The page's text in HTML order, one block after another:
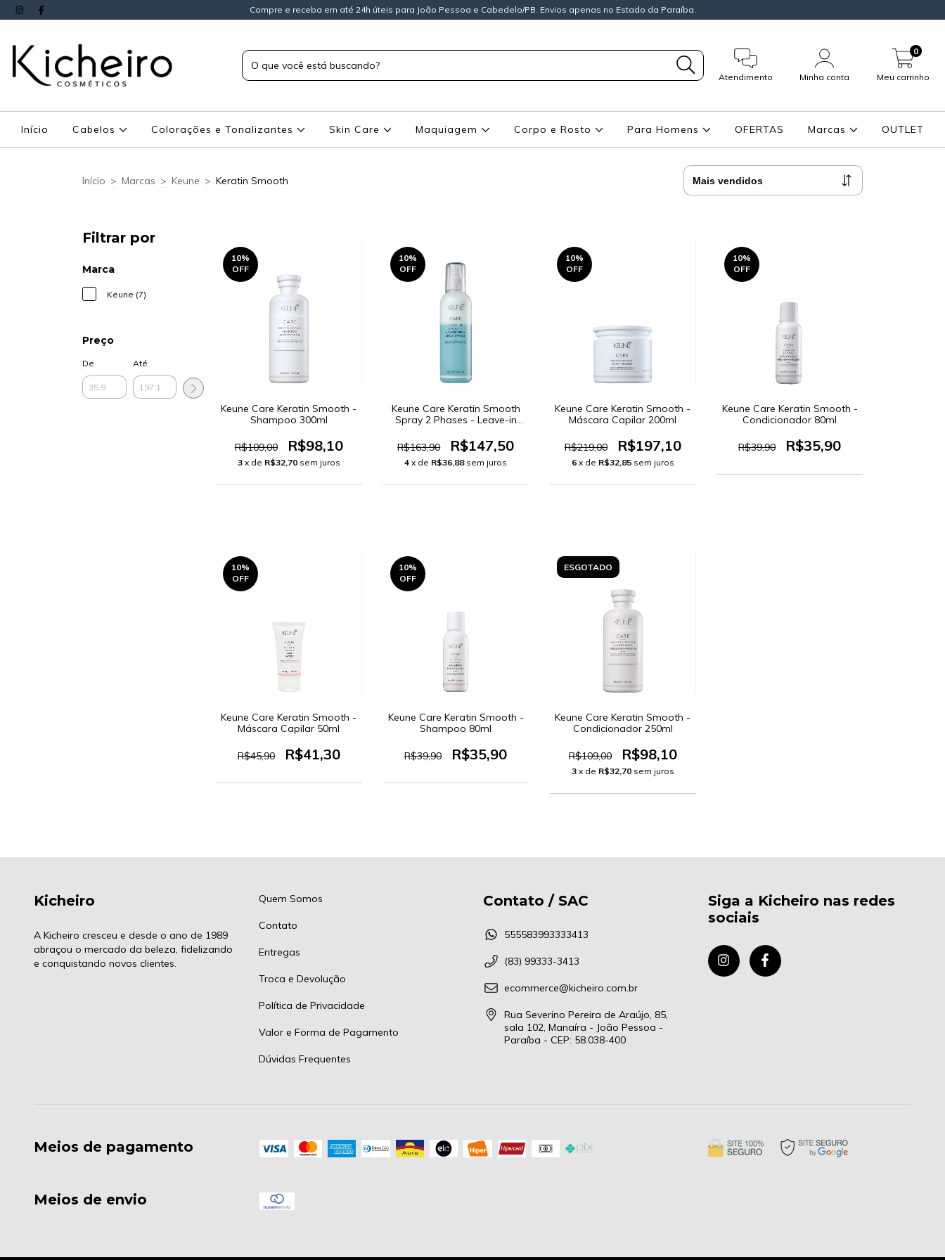
Compre e receba em até 24h úteis para João Pessoa e Cabedelo/PB. Envios apenas no Estado da Paraíba.
Atendimento Minha conta Meu carrinho
0
Início Cabelos Colorações e Tonalizantes Skin Care Maquiagem Corpo e Rosto Para Homens OFERTAS Marcas OUTLET
Início > Marcas > Keune > Keratin Smooth
Filtrar por
Marca
Keune (7)
Preço
De Até
10%
OFF
Keune Care Keratin Smooth -
Shampoo 300ml
R$109,00 R$98,10
3 x de R$32,70 sem juros
10%
OFF
Keune Care Keratin Smooth
Spray 2 Phases - Leave-in
R$163,90
R$147,50
4 x de R$36,88 sem juros
10%
OFF
Keune Care Keratin Smooth -
Máscara Capilar 200ml
R$219,00 R$197,10
6 x de R$32,85 sem juros
10%
OFF
Keune Care Keratin Smooth -
Condicionador 80ml
R$39,90 R$35,90
10%
OFF
Keune Care Keratin Smooth -
Máscara Capilar 50ml
R$45,90 R$41,30
10%
OFF
Keune Care Keratin Smooth -
Shampoo 80ml
R$39,90 R$35,90
ESGOTADO
Keune Care Keratin Smooth -
Condicionador 250ml
R$109,00 R$98,10
3 x de R$32,70 sem juros
Kicheiro
A Kicheiro cresceu e desde o ano de 1989
abraçou o mercado da beleza, fidelizando
e conquistando novos clientes.
Quem Somos
Contato
Entregas
Troca e Devolução
Política de Privacidade
Valor e Forma de Pagamento
Dúvidas Frequentes
Contato / SAC
555583993333413
(83) 99333-3413
ecommerce@kicheiro.com.br
Rua Severino Pereira de Araújo, 85,
sala 102, Manaíra - João Pessoa -
Paraíba - CEP: 58.038-400
Siga a Kicheiro nas redes
sociais
Meios de pagamento
Meios de envio